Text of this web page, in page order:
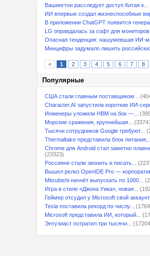
Вашингтон расследует доступ Китая к...
ИИ впервые создал жизнеспособные
В приложении ChatGPT появится
LG оправдалась за софт для
Опасная тенденция: нашумевшая ИИ-
Минцифры задумало лишить российских
< 1 2 3 4 5 6 7 8
Популярные
США стали главным поставщиком...
Character.AI запустила короткие ИИ-
Инженеры уложили HBM на бок —...
Морские сражения, крупнейшая...
Тысячи сотрудников Google требуют...
Thermaltake представила блок питания,...
Chrome для Android стал заметно
(23323)
Россияне стали звонить и писать...
Вышел релиз OpenIDE Pro —
Mitsubishi начнёт выпускать по 1000...
Игра в стиле «Джона Уика», новая...
Геймер отсудил у Microsoft свой
Tesla поставила рекорд по числу...
Microsoft представила ИИ, который...
Энтузиаст потратил три тысячи...